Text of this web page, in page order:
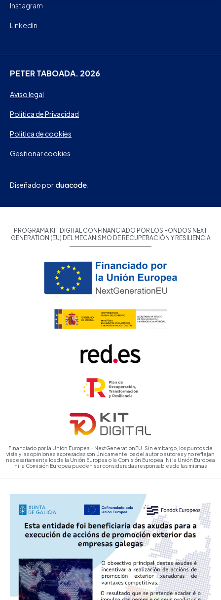
Instagram
Linkedin
PETER TABOADA. 2026
Aviso legal
Política de Privacidad
Política de cookies
Gestionar cookies
Diseñado por
PROGRAMA KIT DIGITAL CONFINANCIADO POR LOS FONDOS NEXT
GENERATION (EU) DEL MECANISMO DE RECUPERACIÓN Y RESILIENCIA
Financiado por la Unión Europea - NextGenerationEU. Sin embargo, los puntos de
vista y las opiniones expresadas son únicamente los del autor o autores y no reflejan
necesariamente los de la Unión Europea o la Comisión Europea. Ni la Unión Europea
ni la Comisión Europea pueden ser consideradas responsables de las mismas